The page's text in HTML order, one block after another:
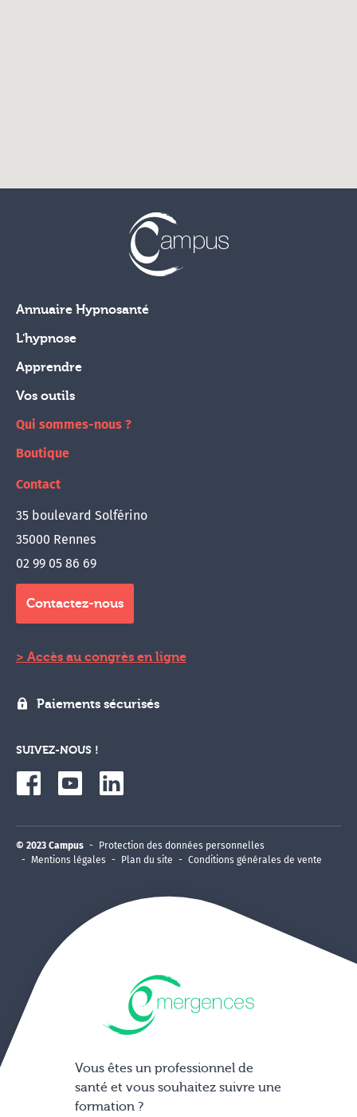
Annuaire Hypnosanté
L'hypnose
Apprendre
Vos outils
Qui sommes-nous ?
Boutique
Contact
35 boulevard Solférino
35000 Rennes
02 99 05 86 69
Contactez-nous
Accès au congrès en ligne
Paiements sécurisés
SUIVEZ-NOUS !
© 2023 Campus
Protection des données personnelles
Mentions légales
Plan du site Conditions générales de vente
Vous êtes un professionnel de
santé et vous souhaitez suivre une
formation ?